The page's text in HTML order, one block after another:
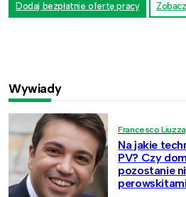
Dodaj bezpłatnie ofertę pracy
Wywiady
Francesco
Na jakie
PV? Czy
pozostanie